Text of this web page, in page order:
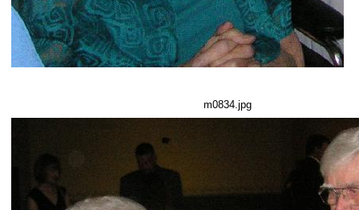
m0834.jpg